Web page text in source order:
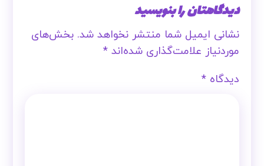
دیدگاهتان را بنویسید
نشانی ایمیل شما منتشر نخواهد شد. بخش‌های
موردنیاز علامت‌گذاری شده‌اند*
دیدگاه*